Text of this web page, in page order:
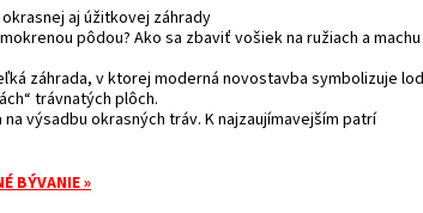
aj úžitkovej záhrady
pôdou? Ako sa zbaviť vošiek na ružiach a
záhrada, v ktorej moderná novostavba symbolizuje
trávnatých plôch.
výsadbu okrasných tráv. K najzaujímavejším patrí
BÝVANIE »